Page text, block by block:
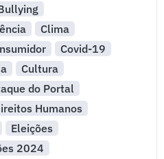
Clima
Covid-19
Cultura
do Portal
Humanos
Eleições
2024